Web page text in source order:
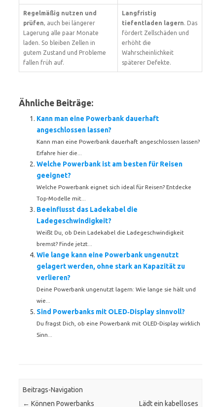
Regelmäßig nutzen und
prüfen, auch bei längerer
Lagerung alle paar Monate
laden. So bleiben Zellen in
gutem Zustand und Probleme
fallen früh auf.
Langfristig
tiefentladen lagern. Das
fördert Zellschäden und
erhöht die
Wahrscheinlichkeit
späterer Defekte.
Ähnliche Beiträge:
Kann man eine Powerbank dauerhaft
angeschlossen lassen?
Kann man eine Powerbank dauerhaft angeschlossen lassen?
Erfahre hier die...
Welche Powerbank ist am besten für Reisen
geeignet?
Welche Powerbank eignet sich ideal für Reisen? Entdecke
Top-Modelle mit...
Beeinflusst das Ladekabel die
Ladegeschwindigkeit?
Weißt Du, ob Dein Ladekabel die Ladegeschwindigkeit
bremst? Finde jetzt...
Wie lange kann eine Powerbank ungenutzt
gelagert werden, ohne stark an Kapazität zu
verlieren?
Deine Powerbank ungenutzt lagern: Wie lange sie hält und
wie...
Sind Powerbanks mit OLED‑Display sinnvoll?
Du fragst Dich, ob eine Powerbank mit OLED‑Display wirklich
Sinn...
Beitrags-Navigation
← Können Powerbanks
Lädt ein kabelloses